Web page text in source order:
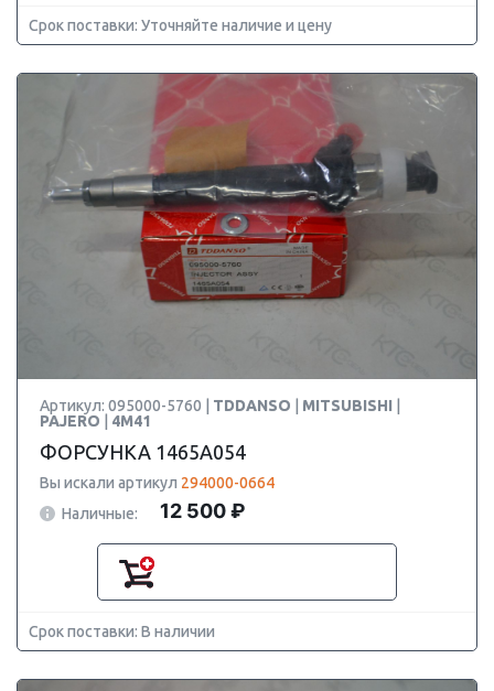
Срок поставки: Уточняйте наличие и цену
Артикул: 095000-5760 | TDDANSO MITSUBISHI
PAJERO
4M41
ФОРСУНКА 1465A054
Вы искали артикул 294000-0664
Наличные:
12 500 ₽
Срок поставки: В наличии